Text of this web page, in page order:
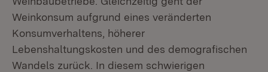
Weinkonsum aufgrund eines veränderten
Konsumverhaltens, höherer
Lebenshaltungskosten und des demografischen
Wandels zurück. In diesem schwierigen